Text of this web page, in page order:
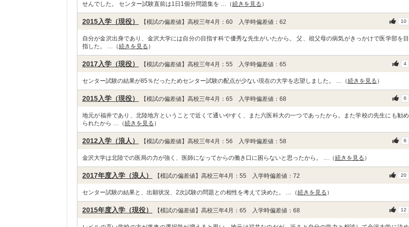
せんでした。 センター試験直前は1日1個分問題集を …（続きを見る ）
2015入学（現役） 【模試の偏差値】高校三年4月：60 入学時偏差値：62 10
自分が金沢出身であり、金沢大学には自分の目指す科で優秀な先生がいたから。 父、祖父母の病気がきっかけで医学部を目
指した。 …（続きを見る ）
2017入学（現役） 【模試の偏差値】高校三年4月：55 入学時偏差値：65 4
センター試験の結果が85％だったためセンター試験の配点が少ない現在の大学を志望しました。 …（続きを見る ）
2015入学（現役） 【模試の偏差値】高校三年4月：65 入学時偏差値：68 6
地元が福井であり、北陸地方ということで近くて通いやすく、また六医科大の一つであったから。また学校の先生にも勧め
られたから …（続きを見る ）
2012入学（浪人） 【模試の偏差値】高校三年4月：56 入学時偏差値：58 6
金沢大学は北陸での医局の力が強く、医師になってからの働き口に困らないと思ったから。 …（続きを見る ）
2017年度入学（浪人） 【模試の偏差値】高校三年4月：55 入学時偏差値：72 20
センター試験の結果と、出願状況、2次試験の問題との相性を考えて決めた。 …（続きを見る ）
2015年度入学（現役） 【模試の偏差値】高校三年4月：65 入学時偏差値：68 12